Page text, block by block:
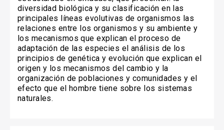
diversidad biológica y su clasificación en las
principales líneas evolutivas de organismos las
relaciones entre los organismos y su ambiente y
los mecanismos que explican el proceso de
adaptación de las especies el análisis de los
principios de genética y evolución que explican el
origen y los mecanismos del cambio y la
organización de poblaciones y comunidades y el
efecto que el hombre tiene sobre los sistemas
naturales.